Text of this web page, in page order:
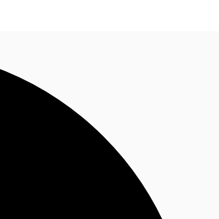
Nous contacter